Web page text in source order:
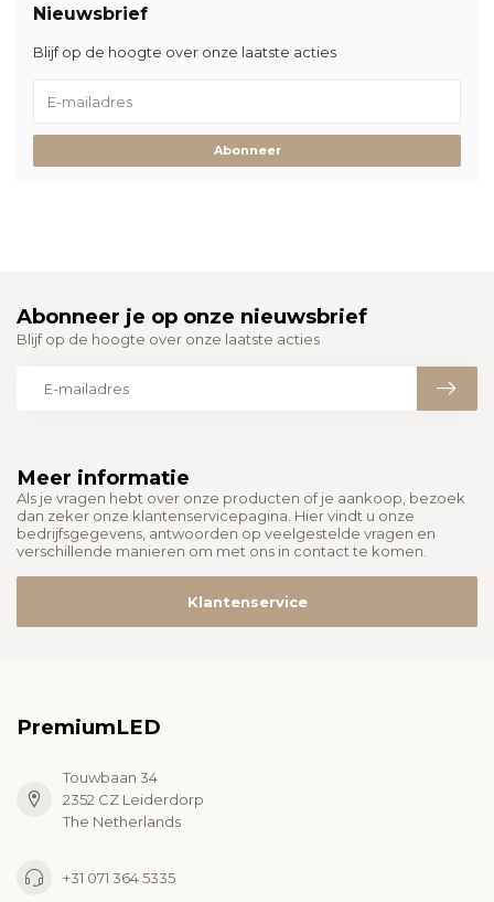
Nieuwsbrief
Blijf op de hoogte over onze laatste acties
Abonneer
Meer informatie
Als je vragen hebt over onze producten of je aankoop, bezoek
dan zeker onze klantenservicepagina. Hier vindt u onze
bedrijfsgegevens, antwoorden op veelgestelde vragen en
verschillende manieren om met ons in contact te komen.
Klantenservice
Abonneer je op onze nieuwsbrief
Blijf op de hoogte over onze laatste acties
PremiumLED
Touwbaan 34
2352 CZ Leiderdorp
The Netherlands
+31 071 364 5335